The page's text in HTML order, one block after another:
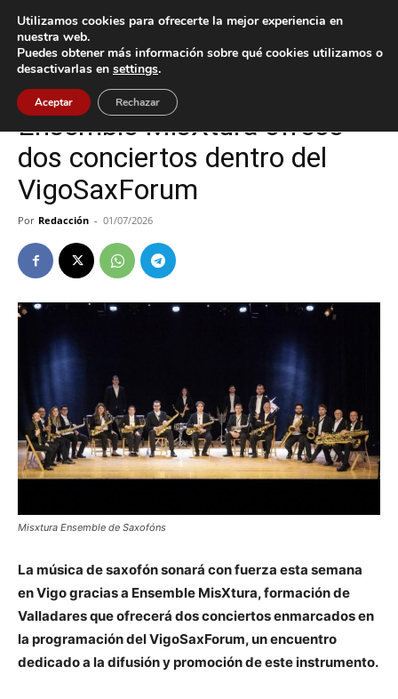
Inicio Cultura / Ocio
Cultura / Ocio Vigo
Ensemble MisXtura ofrece
dos conciertos dentro del
VigoSaxForum
Por Redacción - 01/07/2026
Misxtura Ensemble de Saxofóns
La música de saxofón sonará con fuerza esta semana
en Vigo gracias a Ensemble MisXtura, formación de
Valladares que ofrecerá dos conciertos enmarcados en
la programación del VigoSaxForum, un encuentro
dedicado a la difusión y promoción de este instrumento.
Utilizamos cookies para ofrecerte la mejor experiencia en
nuestra web.
Puedes obtener más información sobre qué cookies utilizamos o
desactivarlas en settings.
Aceptar Rechazar